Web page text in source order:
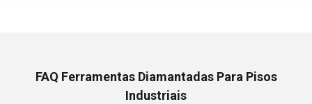
FAQ Ferramentas Diamantadas Para Pisos
Industriais